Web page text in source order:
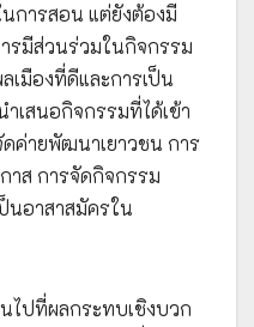
นการสอน แต่ยังต้องมี
รมีส่วนร่วมในกิจกรรม
เมืองที่ดีและการเป็น
เสนอกิจกรรมที่ได้เข้า
ดค่ายพัฒนาเยาวชน การ
าส การจัดกิจกรรม
นอาสาสมัครใน
ไปที่ผลกระทบเชิงบวก